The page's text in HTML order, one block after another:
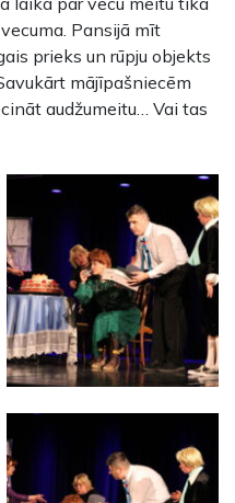
Pansijā mīt
prieks un rūpju objekts
mājīpašniecēm
audžumeitu… Vai tas